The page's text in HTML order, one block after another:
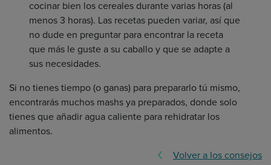
cocinar bien los cereales durante varias horas (al
menos 3 horas). Las recetas pueden variar, así que
no dude en preguntar para encontrar la receta
que más le guste a su caballo y que se adapte a
sus necesidades.
Si no tienes tiempo (o ganas) para prepararlo tú mismo,
encontrarás muchos mashs ya preparados, donde solo
tienes que añadir agua caliente para rehidratar los
alimentos.
Volver a los consejos